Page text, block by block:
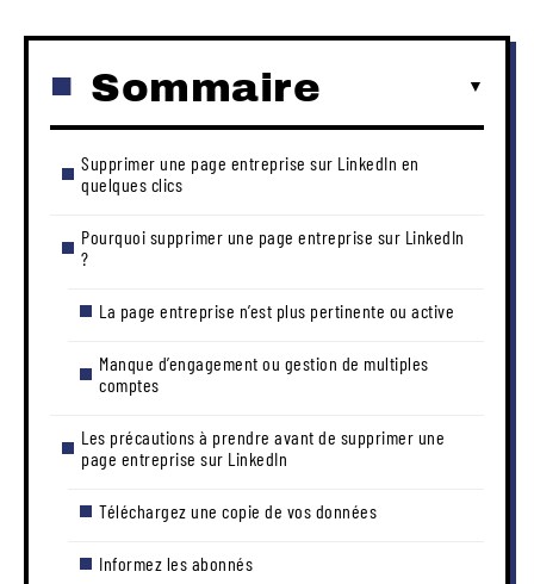
Sommaire
Supprimer une page entreprise sur LinkedIn en
quelques clics
Pourquoi supprimer une page entreprise sur LinkedIn
?
La page entreprise n’est plus pertinente ou active
Manque d’engagement ou gestion de multiples
comptes
Les précautions à prendre avant de supprimer une
page entreprise sur LinkedIn
Téléchargez une copie de vos données
Informez les abonnés